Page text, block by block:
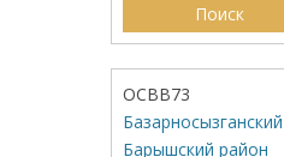
ОСВВ73
Базарносызганский
Барышский район